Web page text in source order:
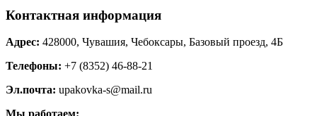
Контактная информация
Адрес: 428000, Чувашия, Чебоксары, Базовый проезд, 4Б
Телефоны: +7 (8352) 46-88-21
Эл.почта: upakovka-s@mail.ru